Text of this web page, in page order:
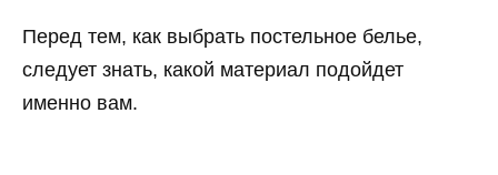
Перед тем, как выбрать постельное белье,
следует знать, какой материал подойдет
именно вам.